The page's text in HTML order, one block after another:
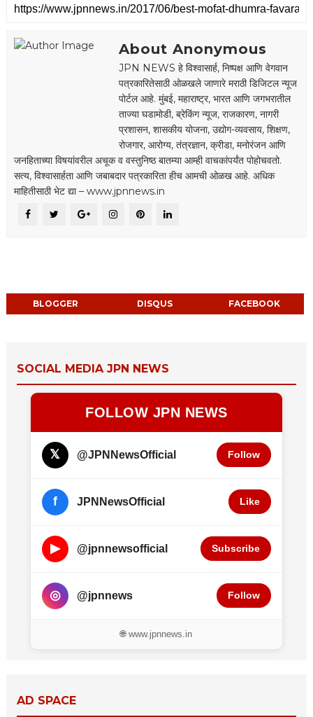
About Anonymous
JPN NEWS हे विश्वासार्ह, निष्पक्ष आणि वेगवान
पत्रकारितेसाठी ओळखले जाणारे मराठी डिजिटल न्यूज
पोर्टल आहे. मुंबई, महाराष्ट्र, भारत आणि जगभरातील
ताज्या घडामोडी, ब्रेकिंग न्यूज, राजकारण, नागरी
प्रशासन, शासकीय योजना, उद्योग-व्यवसाय, शिक्षण,
रोजगार, आरोग्य, तंत्रज्ञान, क्रीडा, मनोरंजन आणि
जनहिताच्या विषयांवरील अचूक व वस्तुनिष्ठ बातम्या आम्ही वाचकांपर्यंत पोहोचवतो.
सत्य, विश्वासार्हता आणि जबाबदार पत्रकारिता हीच आमची ओळख आहे. अधिक
माहितीसाठी भेट द्या – www.jpnnews.in
BLOGGER DISQUS FACEBOOK
SOCIAL MEDIA JPN NEWS
FOLLOW JPN NEWS
𝕏 @JPNNewsOfficial Follow
f JPNNewsOfficial Like
▶ @jpnnewsofficial Subscribe
◎ @jpnnews Follow
🌐 www.jpnnews.in
AD SPACE